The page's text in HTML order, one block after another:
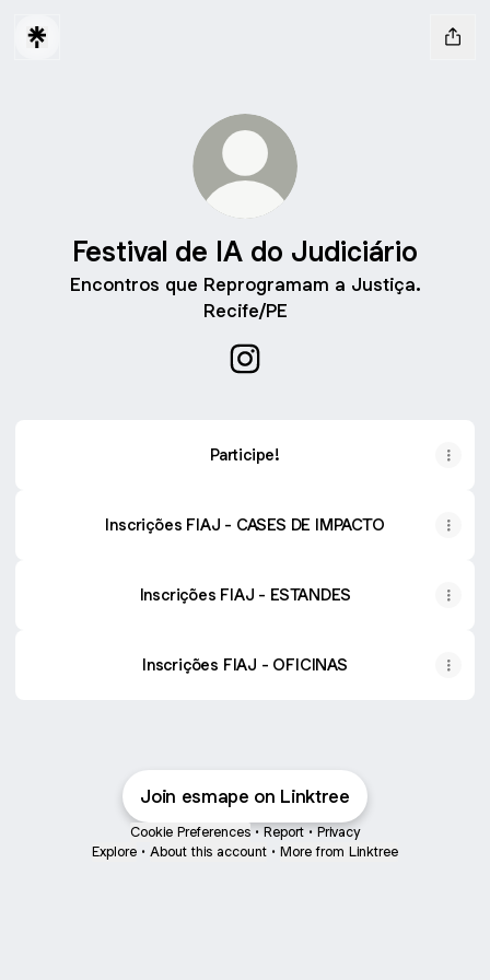
Festival de IA do Judiciário
Encontros que Reprogramam a Justiça.
Recife/PE
Participe!
Inscrições FIAJ - CASES DE IMPACTO
Inscrições FIAJ - ESTANDES
Inscrições FIAJ - OFICINAS
Join esmape on Linktree
Cookie Preferences • Report • Privacy
Explore • About this account • More from Linktree